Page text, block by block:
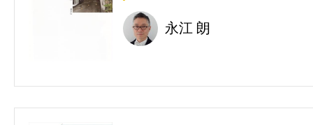
永江 朗